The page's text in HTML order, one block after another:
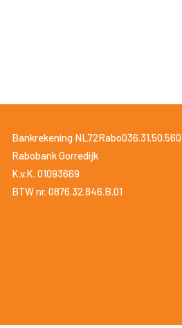
Bankrekening NL72Rabo036.31.50.560
Rabobank Gorredijk
K.v.K. 01093669
BTW nr. 0876.32.846.B.01